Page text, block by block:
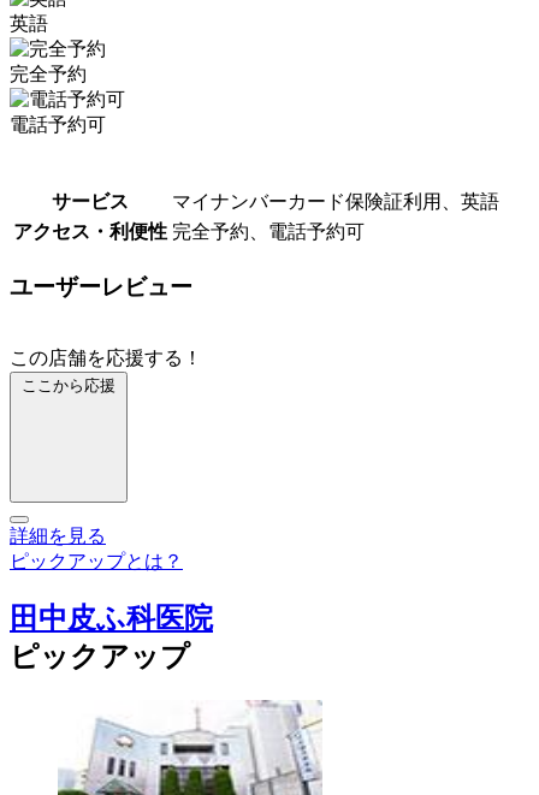
英語
完全予約
電話予約可
サービス
マイナンバーカード保険証利用、英語
アクセス・利便性 完全予約、電話予約可
ユーザーレビュー
この店舗を応援する！
ここから応援
詳細を見る
ピックアップとは？
田中皮ふ科医院
ピックアップ